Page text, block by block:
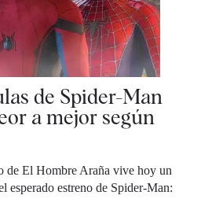
de Spider-Man
a mejor según
de El Hombre Araña vive hoy un
esperado estreno de Spider-Man: